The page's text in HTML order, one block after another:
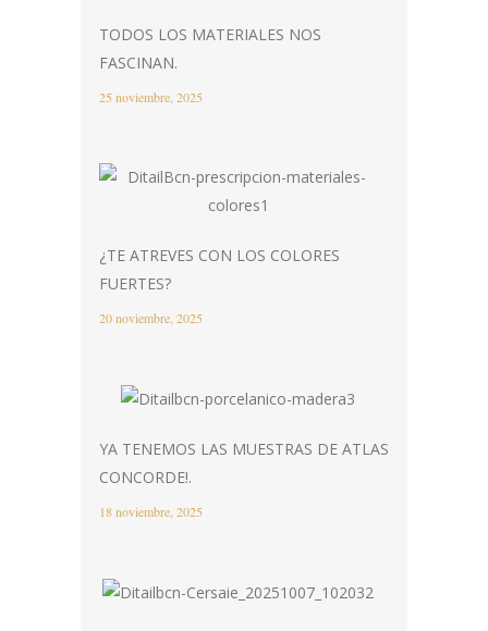
TODOS LOS MATERIALES NOS
FASCINAN.
25 noviembre, 2025
¿TE ATREVES CON LOS COLORES
FUERTES?
20 noviembre, 2025
YA TENEMOS LAS MUESTRAS DE ATLAS
CONCORDE!.
18 noviembre, 2025